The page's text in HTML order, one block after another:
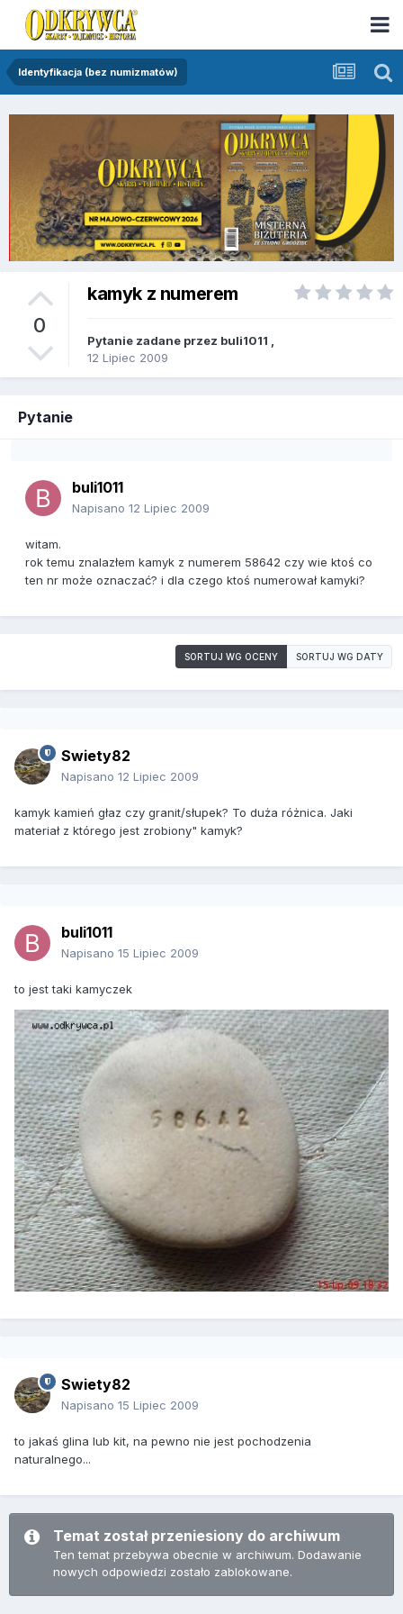
Identyfikacja (bez numizmatów)
0
kamyk z numerem
Pytanie zadane przez buli1011
12 Lipiec 2009
Pytanie
buli1011
Napisano 12 Lipiec 2009
witam.
rok temu znalazłem kamyk z numerem 58642 czy wie ktoś co
ten nr może oznaczać? i dla czego ktoś numerował kamyki?
SORTUJ WG OCENY SORTUJ WG DATY
Swiety82
Napisano 12 Lipiec 2009
kamyk kamień głaz czy granit/słupek? To duża różnica. Jaki
materiał z którego jest zrobiony" kamyk?
buli1011
Napisano 15 Lipiec 2009
to jest taki kamyczek
Swiety82
Napisano 15 Lipiec 2009
to jakaś glina lub kit, na pewno nie jest pochodzenia
naturalnego...
Temat został przeniesiony do archiwum
Ten temat przebywa obecnie w archiwum. Dodawanie
nowych odpowiedzi zostało zablokowane.